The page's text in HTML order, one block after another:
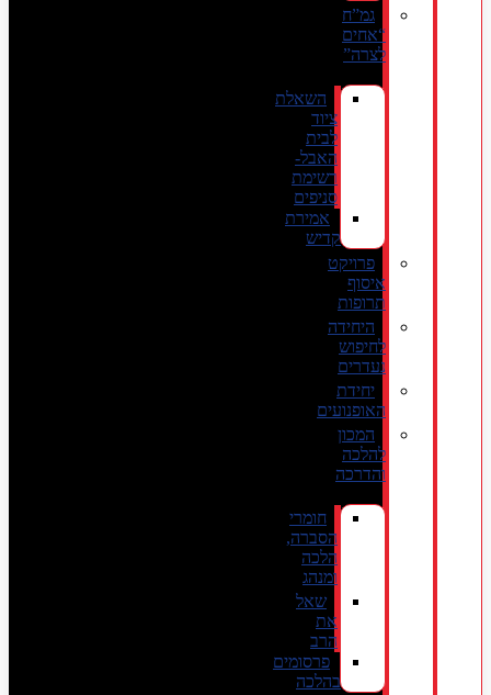
גמ”ח
“אחים
לצרה”
השאלת
ציוד
לבית
האבל-
רשימת
סניפים
אמירת
קדיש
פרויקט
איסוף
תרופות
היחידה
לחיפוש
נעדרים
יחידת
האופנועים
המכון
להלכה
והדרכה
חומרי
הסברה,
הלכה
ומנהג
שאל
את
הרב
פרסומים
בהלכה